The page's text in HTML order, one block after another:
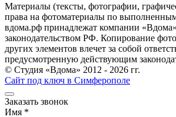
Материалы (тексты, фотографии,
права на фотоматериалы по
вдома.рф принадлежат компании
законодательством РФ. Копирование
других элементов влечет за собой
предусмотренную действующим
© Студия «Вдома» 2012 - 2026 гг.
Сайт под ключ в Симферополе
Заказать звонок
Имя *